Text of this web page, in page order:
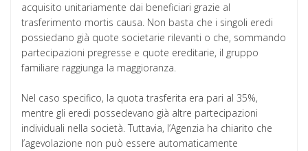
acquisito unitariamente dai beneficiari grazie al
trasferimento mortis causa. Non basta che i singoli eredi
possiedano già quote societarie rilevanti o che, sommando
partecipazioni pregresse e quote ereditarie, il gruppo
familiare raggiunga la maggioranza.
Nel caso specifico, la quota trasferita era pari al 35%,
mentre gli eredi possedevano già altre partecipazioni
individuali nella società. Tuttavia, l’Agenzia ha chiarito che
l’agevolazione non può essere automaticamente